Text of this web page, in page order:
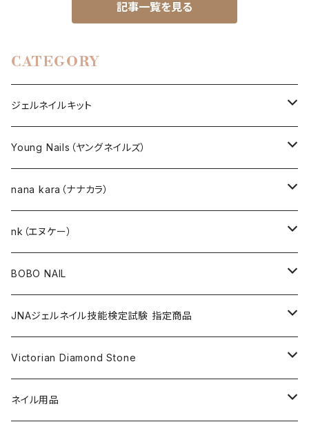
記事一覧を見る
CATEGORY
ジェルネイルキット
選べるジェルネイルキット
ネイルアート作成キット
Young Nails（ヤングネイルズ）
BEST SELLERS（ベストセラー）
KITS（キット）
ACRYLIC（アクリル）
ACRYLIC POWDER（アクリルパウダー）
NAIL LIQUID（ネイルリキッド）
DIP & COLOR ACRYLIC POWDERS
DIP AND COLOR ACRYLIC POWDERS
KITS（キット）
GEL（ジェル）
SYNERGY GEL（シナジージェル）
ACCESSORIES（アクセサリー）
nana kara（ナナカラ）
GEL NAIL
nana kara [3g] （ナナカラ）
nana kara petit [1g] （ナナカラ プチ）
NAIL ART
ネイルパーツ
ネイルストーンパーツ
NAIL TIPS
NAIL TOOL
ブラシ
NAIL PREPS
nk（エヌケー）
GEL NAIL
3Dジェル
ベースジェル
NAIL ART
ネイルパーツ
パウダー
NAIL TOOL
フットファイル
NAIL PREPS
BOBO NAIL
セット
単品
JNAジェルネイル技能検定試験 指定商品
クリアジェル
カラージェル 赤指定色
Victorian Diamond Stone
50粒入り
ネイル用品